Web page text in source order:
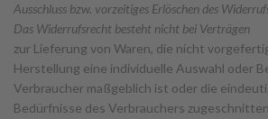
Ausschluss bzw. vorzeitiges Erlöschen des
Das Widerrufsrecht besteht nicht bei Verträgen
zur Lieferung von Waren, die nicht
Herstellung eine individuelle Auswahl oder
Verbraucher maßgeblich ist oder die
Bedürfnisse des Verbrauchers